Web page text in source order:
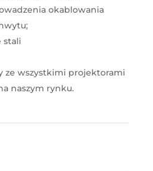
okablowania
stali
ze wszystkimi projektorami
naszym rynku.